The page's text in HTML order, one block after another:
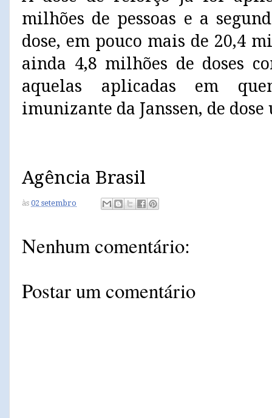
milhões de pessoas e a
dose, em pouco mais de 20,4
ainda 4,8 milhões de doses
aquelas aplicadas em
imunizante da Janssen, de dose
Agência Brasil
às 02 setembro
Nenhum comentário:
Postar um comentário